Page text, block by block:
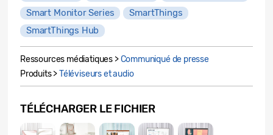
Smart Monitor Series
SmartThings
SmartThings Hub
Ressources médiatiques >Communiqué de presse
Produits >Téléviseurs et audio
TÉLÉCHARGER LE FICHIER